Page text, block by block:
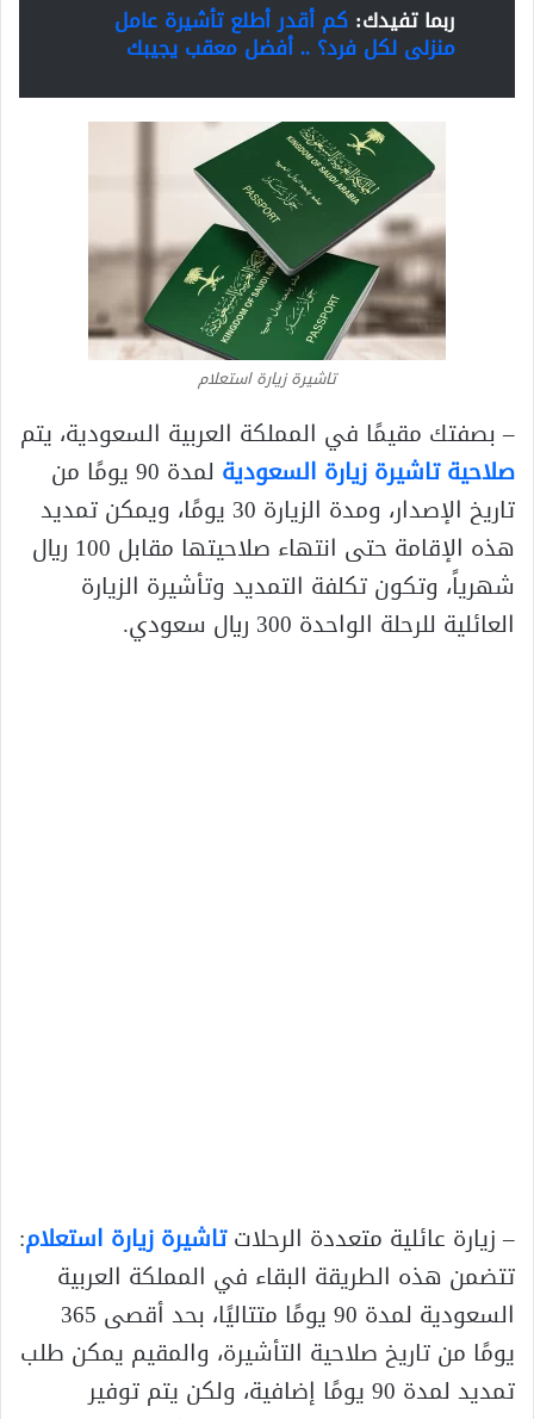
ربما تفيدك: كم أقدر أطلع تأشيرة عامل
منزلى لكل فرد؟ .. أفضل معقب يجيبك
تاشيرة زيارة استعلام
– بصفتك مقيمًا في المملكة العربية السعودية، يتم
صلاحية تاشيرة زيارة السعودية
لمدة 90 يومًا من
تاريخ الإصدار، ومدة الزيارة 30 يومًا، ويمكن تمديد
هذه الإقامة حتى انتهاء صلاحيتها مقابل 100 ريال
شهرياً، وتكون تكلفة التمديد وتأشيرة الزيارة
العائلية للرحلة الواحدة 300 ريال سعودي.
– زيارة عائلية متعددة الرحلاتتاشيرة زيارة استعلام:
تتضمن هذه الطريقة البقاء في المملكة العربية
السعودية لمدة 90 يومًا متتاليًا، بحد أقصى 365
يومًا من تاريخ صلاحية التأشيرة، والمقيم يمكن طلب
تمديد لمدة 90 يومًا إضافية، ولكن يتم توفير